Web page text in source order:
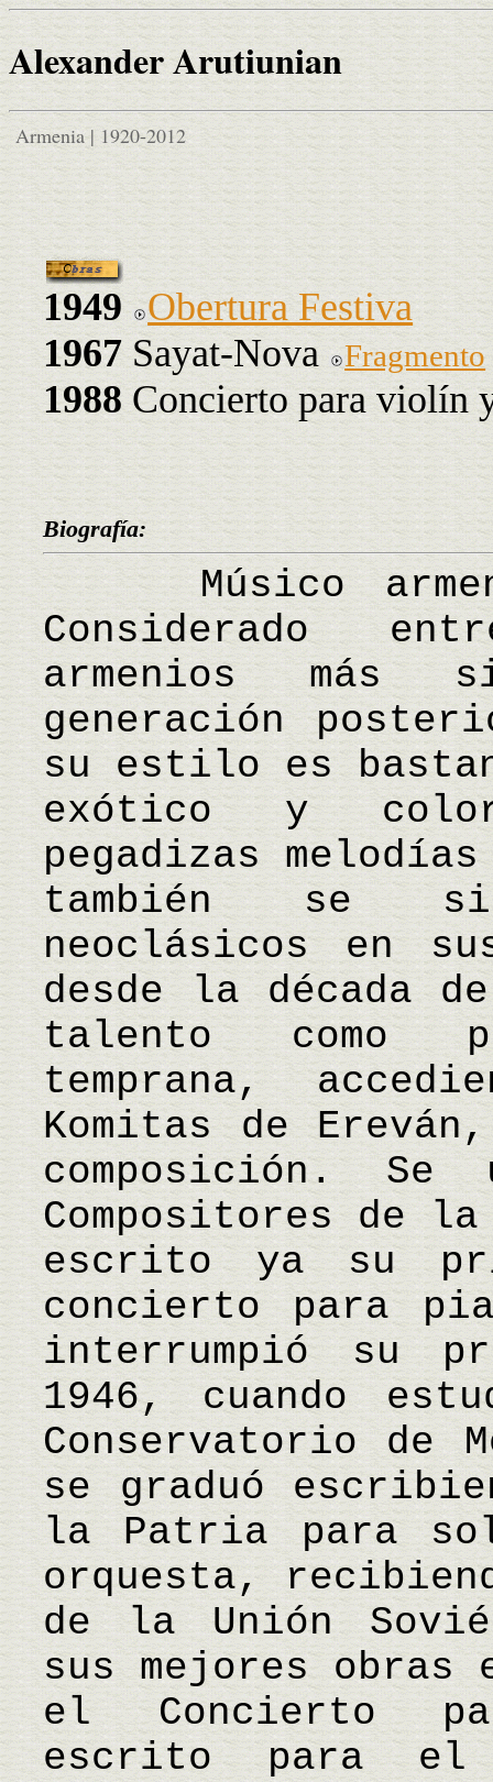
Alexander Arutiunian
Armenia | 1920-2012
1949
Obertura Festiva
1967 Sayat-Nova Fragmento
1988 Concierto para violín
Biografía:
Músico
Considerado
armenios más
generación
su estilo es
exótico y
pegadizas
también se
neoclásicos en
desde la década
talento como
temprana,
Komitas de
composición.
Compositores de la
escrito ya su
concierto para
interrumpió su
1946, cuando
Conservatorio de
se graduó
la Patria para
orquesta,
de la Unión
sus mejores
el Concierto
escrito para el